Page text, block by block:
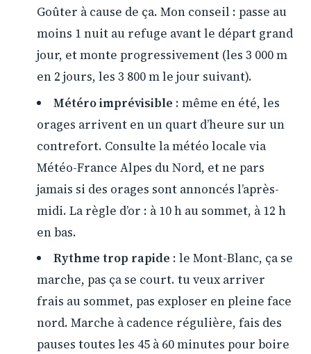
Goûter à cause de ça. Mon conseil : passe au
moins 1 nuit au refuge avant le départ grand
jour, et monte progressivement (les 3 000 m
en 2 jours, les 3 800 m le jour suivant).
Météro imprévisible : même en été, les
orages arrivent en un quart d’heure sur un
contrefort. Consulte la météo locale via
Météo-France Alpes du Nord, et ne pars
jamais si des orages sont annoncés l’après-
midi. La règle d’or : à 10 h au sommet, à 12 h
en bas.
Rythme trop rapide : le Mont-Blanc, ça se
marche, pas ça se court. tu veux arriver
frais au sommet, pas exploser en pleine face
nord. Marche à cadence régulière, fais des
pauses toutes les 45 à 60 minutes pour boire